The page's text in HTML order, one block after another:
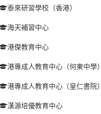
泰來研習學校（香港）
海天補習中心
港傑教育中心
港專成人教育中心（何東中學）
港專成人教育中心（皇仁書院）
漢源培優教育中心